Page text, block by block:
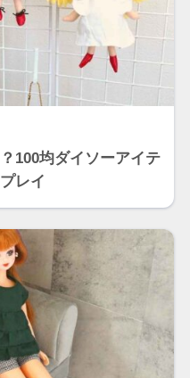
100均ダイソーアイテ
レイ